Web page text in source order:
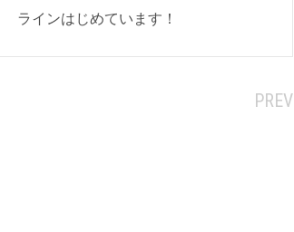
ラインはじめています！
PREV